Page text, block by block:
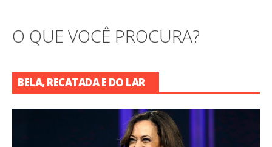
O QUE VOCÊ PROCURA?
BELA, RECATADA E DO LAR